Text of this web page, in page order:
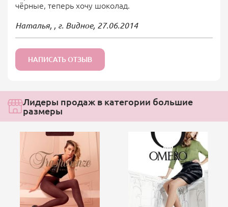
чёрные, теперь хочу шоколад.
Наталья, , г. Видное, 27.06.2014
НАПИСАТЬ ОТЗЫВ
Лидеры продаж в категории большие
размеры